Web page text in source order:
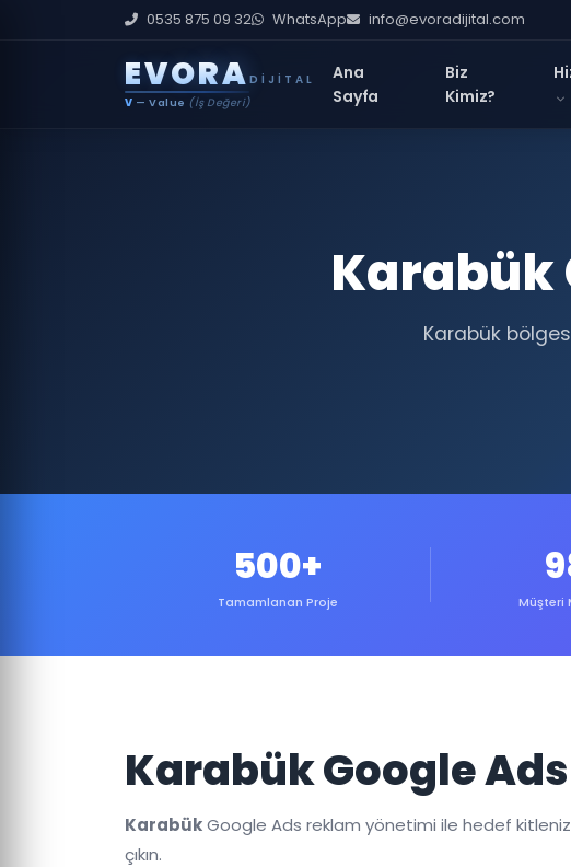
0535 875 09 32 WhatsApp info@evoradijital.com
EVORA DIJITAL
V — Value (İş Değeri)
Ana
Sayfa
Biz
Kimiz?
Karabük
Karabük
500+
Tamamlanan Proje Müşteri
Karabük Google
KarabükGoogle Ads reklam yönetimi ile hedef
çıkın.